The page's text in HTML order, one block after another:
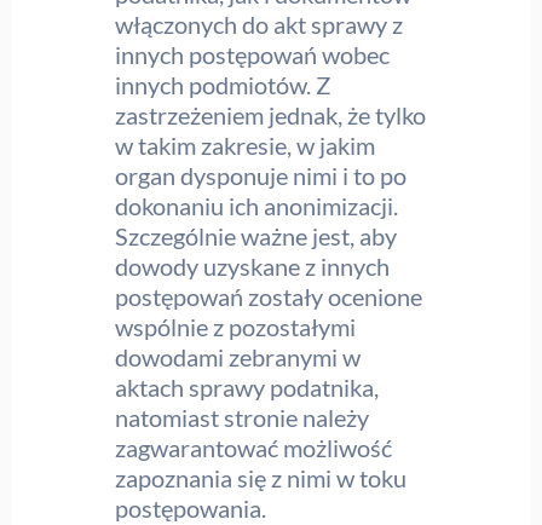
włączonych do akt sprawy z
innych postępowań wobec
innych podmiotów. Z
zastrzeżeniem jednak, że tylko
w takim zakresie, w jakim
organ dysponuje nimi i to po
dokonaniu ich anonimizacji.
Szczególnie ważne jest, aby
dowody uzyskane z innych
postępowań zostały ocenione
wspólnie z pozostałymi
dowodami zebranymi w
aktach sprawy podatnika,
natomiast stronie należy
zagwarantować możliwość
zapoznania się z nimi w toku
postępowania.